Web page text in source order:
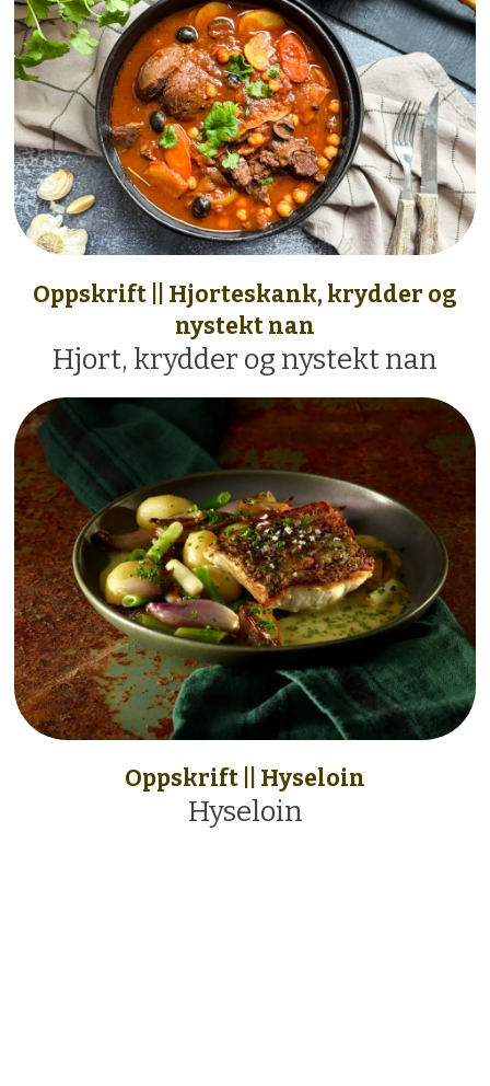
Oppskrift || Hjorteskank, krydder og
nystekt nan
Hjort, krydder og nystekt nan
Oppskrift || Hyseloin
Hyseloin